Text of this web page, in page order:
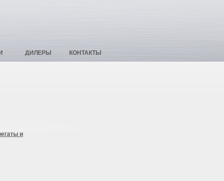
ДИЛЕРЫ КОНТАКТЫ
и